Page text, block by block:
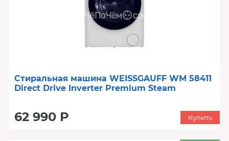
Стиральная машина WEISSGAUFF WM 58411
Direct Drive Inverter Premium Steam
62 990 Р Купить